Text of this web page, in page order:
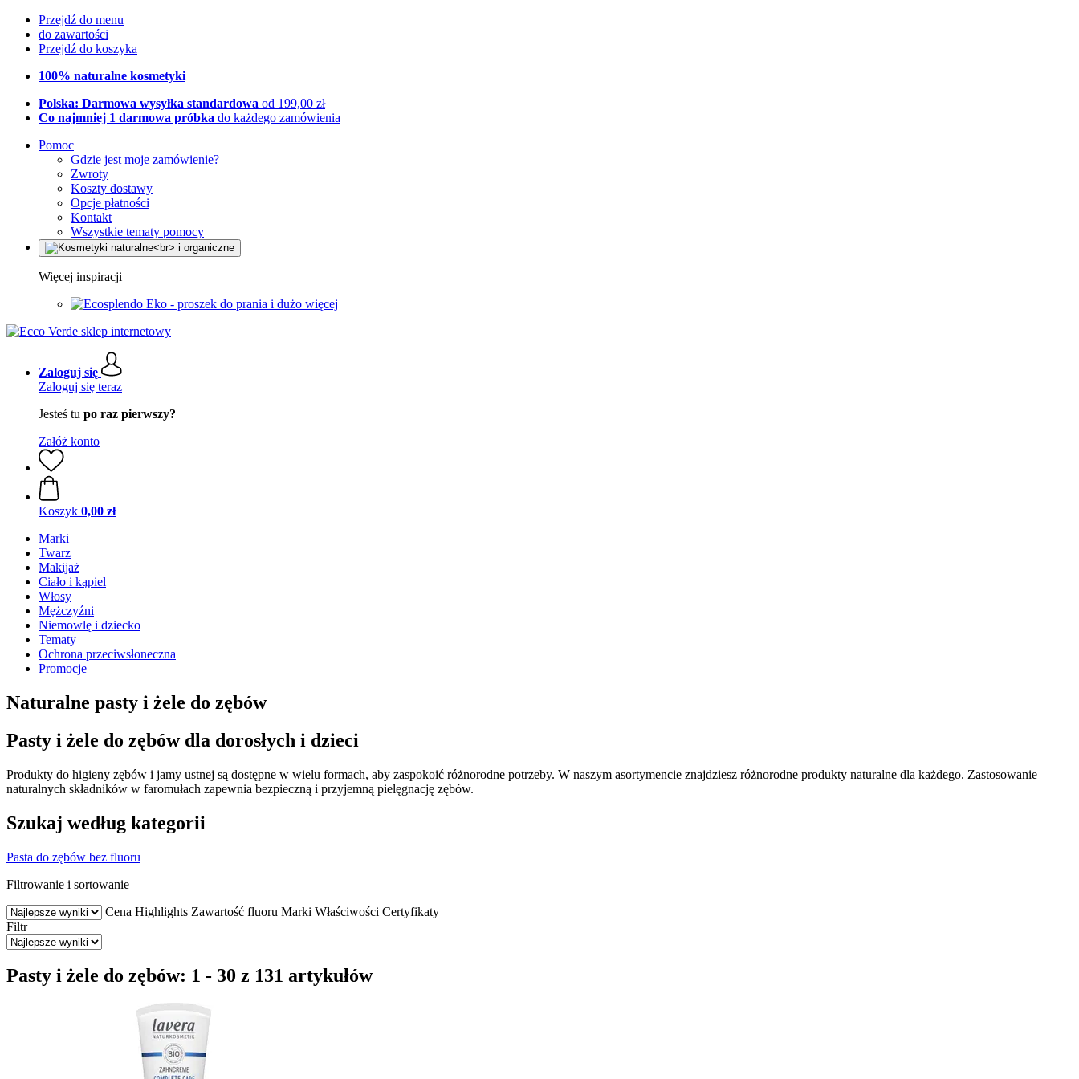
Przejdź do menu
do zawartości
Przejdź do koszyka
100% naturalne kosmetyki
Polska: Darmowa wysyłka standardowa od 199,00 zł
Co najmniej 1 darmowa próbka do każdego zamówienia
Pomoc
Gdzie jest moje zamówienie?
Zwroty
Koszty dostawy
Opcje płatności
Kontakt
Wszystkie tematy pomocy
Więcej inspiracji
Eko - proszek do prania i dużo więcej
Zaloguj się
Zaloguj się teraz
Jesteś tu po raz pierwszy?
Załóż konto
Koszyk 0,00 zł
Marki
Twarz
Makijaż
Ciało i kąpiel
Włosy
Mężczyźni
Niemowlę i dziecko
Tematy
Ochrona przeciwsłoneczna
Promocje
Naturalne pasty i żele do zębów
Pasty i żele do zębów dla dorosłych i dzieci
Produkty do higieny zębów i jamy ustnej są dostępne w wielu formach, aby zaspokoić różnorodne potrzeby. W naszym asortymencie znajdziesz różnorodne produkty naturalne dla każdego. Zastosowanie
naturalnych składników w faromułach zapewnia bezpieczną i przyjemną pielęgnację zębów.
Szukaj według kategorii
Pasta do zębów bez fluoru
Filtrowanie i sortowanie
Cena Highlights Zawartość fluoru Marki Właściwości Certyfikaty
Filtr
Pasty i żele do zębów: 1 - 30 z 131 artykułów